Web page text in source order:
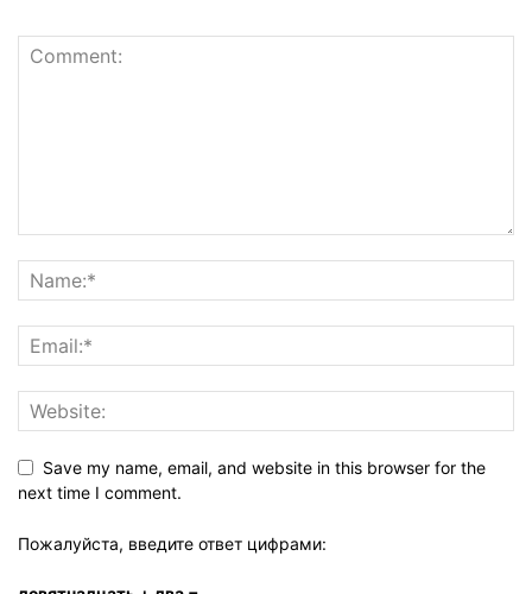
Save my name, email, and website in this browser for the
next time I comment.
Пожалуйста, введите ответ цифрами: